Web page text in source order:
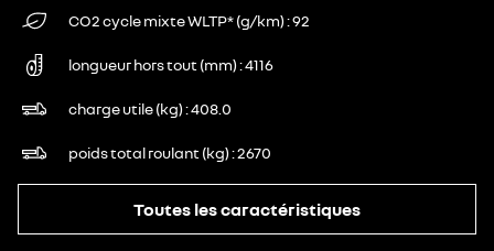
CO2 cycle mixte WLTP* (g/km) 92
longueur hors tout (mm) 4116
charge utile (kg) 408.0
poids total roulant (kg) 2670
Toutes les caractéristiques